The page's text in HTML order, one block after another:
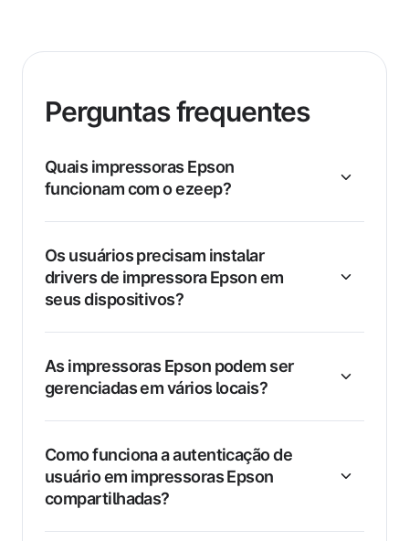
Perguntas frequentes
Quais impressoras Epson
funcionam com o ezeep?
Os usuários precisam instalar
drivers de impressora Epson em
seus dispositivos?
As impressoras Epson podem ser
gerenciadas em vários locais?
Como funciona a autenticação de
usuário em impressoras Epson
compartilhadas?